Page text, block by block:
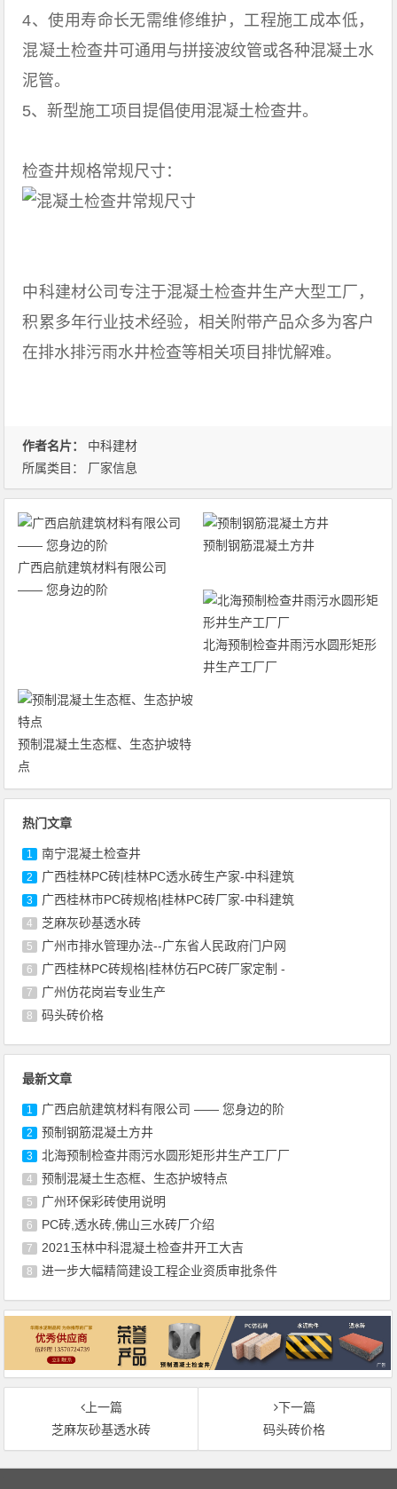
4、使用寿命长无需维修维护，工程施工成本低，
混凝土检查井可通用与拼接波纹管或各种混凝土水
泥管。
5、新型施工项目提倡使用混凝土检查井。
检查井规格常规尺寸：
中科建材公司专注于混凝土检查井生产大型工厂，
积累多年行业技术经验，相关附带产品众多为客户
在排水排污雨水井检查等相关项目排忧解难。
作者名片： 中科建材
所属类目： 厂家信息
广西启航建筑材料有限公司
—— 您身边的阶
预制钢筋混凝土方井
北海预制检查井雨污水圆形矩形
井生产工厂厂
预制混凝土生态框、生态护坡特
点
热门文章
1 南宁混凝土检查井
2 广西桂林PC砖|桂林PC透水砖生产家-中科建筑
3 广西桂林市PC砖规格|桂林PC砖厂家-中科建筑
4 芝麻灰砂基透水砖
5 广州市排水管理办法--广东省人民政府门户网
6 广西桂林PC砖规格|桂林仿石PC砖厂家定制 -
7 广州仿花岗岩专业生产
8 码头砖价格
最新文章
1 广西启航建筑材料有限公司 —— 您身边的阶
2 预制钢筋混凝土方井
3 北海预制检查井雨污水圆形矩形井生产工厂厂
4 预制混凝土生态框、生态护坡特点
5 广州环保彩砖使用说明
6 PC砖,透水砖,佛山三水砖厂介绍
7 2021玉林中科混凝土检查井开工大吉
8 进一步大幅精简建设工程企业资质审批条件
上一篇
芝麻灰砂基透水砖
下一篇
码头砖价格